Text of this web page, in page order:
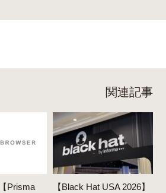
関連記事
Prisma
【Black Hat USA 2026】